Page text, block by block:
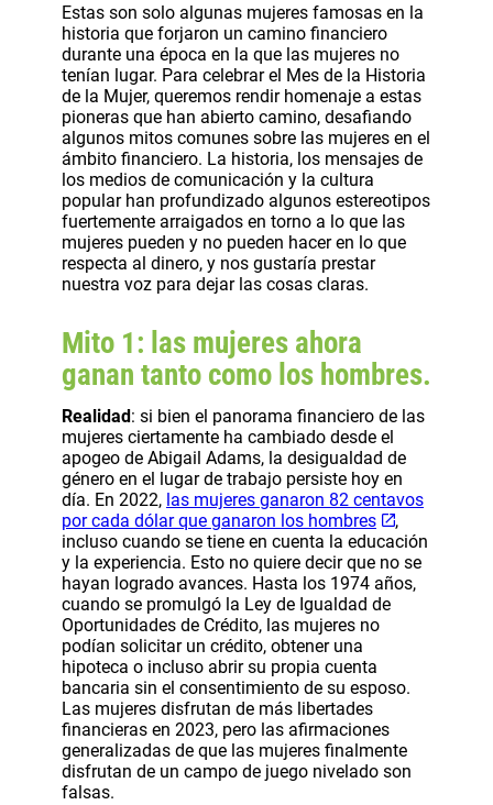
Estas son solo algunas mujeres famosas en la
historia que forjaron un camino financiero
durante una época en la que las mujeres no
tenían lugar. ​​​​​​​Para celebrar el Mes de la Historia
de la Mujer, queremos rendir homenaje a estas
pioneras que han abierto camino, desafiando
algunos mitos comunes sobre las mujeres en el
ámbito financiero. La historia, los mensajes de
los medios de comunicación y la cultura
popular han profundizado algunos estereotipos
fuertemente arraigados en torno a lo que las
mujeres pueden y no pueden hacer en lo que
respecta al dinero, y nos gustaría prestar
nuestra voz para dejar las cosas claras.
Mito 1: las mujeres ahora
ganan tanto como los hombres.
Realidad: si bien el panorama financiero de las
mujeres ciertamente ha cambiado desde el
apogeo de Abigail Adams, la desigualdad de
género en el lugar de trabajo persiste hoy en
día. En 2022, las mujeres ganaron 82 centavos
por cada dólar que ganaron los hombres
,
incluso cuando se tiene en cuenta la educación
y la experiencia. Esto no quiere decir que no se
hayan logrado avances. Hasta los 1974 años,
cuando se promulgó la Ley de Igualdad de
Oportunidades de Crédito, las mujeres no
podían solicitar un crédito, obtener una
hipoteca o incluso abrir su propia cuenta
bancaria sin el consentimiento de su esposo.
Las mujeres disfrutan de más libertades
financieras en 2023, pero las afirmaciones
generalizadas de que las mujeres finalmente
disfrutan de un campo de juego nivelado son
falsas.